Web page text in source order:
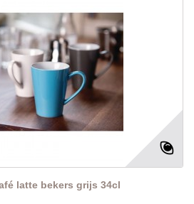
latte bekers grijs 34cl